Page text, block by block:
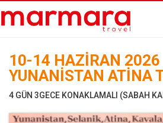
10-14 HAZİRAN 2026
YUNANİSTAN ATİNA
4 GÜN 3GECE KONAKLAMALI (SABAH